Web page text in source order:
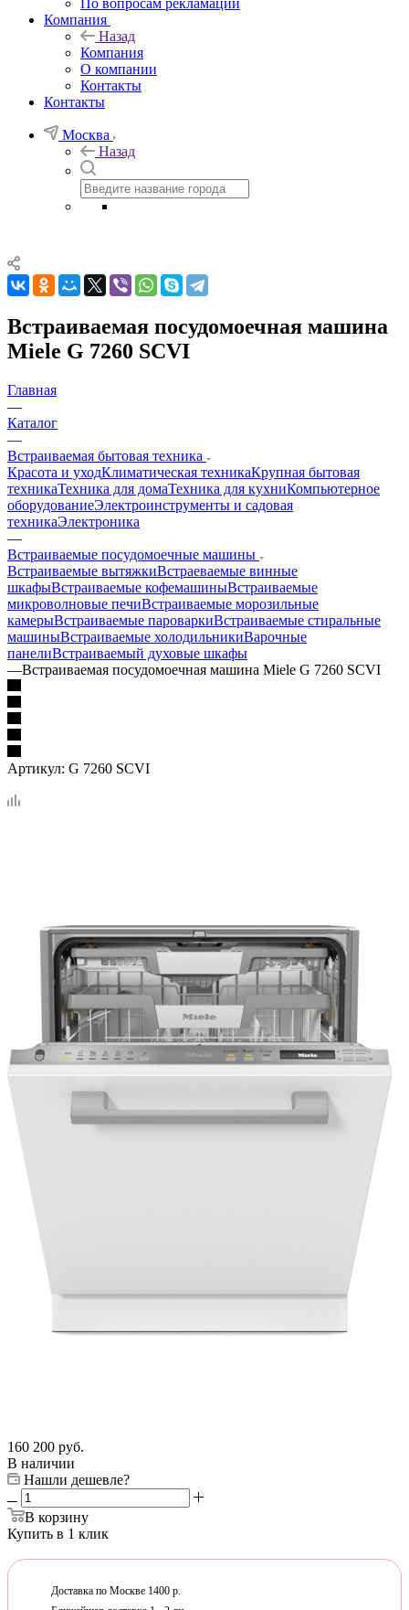
По вопросам рекламации
Компания
Назад
Компания
О компании
Контакты
Контакты
Москва
Назад
Встраиваемая посудомоечная машина
Miele G 7260 SCVI
Главная
—
Каталог
—
Встраиваемая бытовая техника
Красота и уходКлиматическая техникаКрупная бытовая
техникаТехника для домаТехника для кухниКомпьютерное
оборудованиеЭлектроинструменты и садовая
техникаЭлектроника
—
Встраиваемые посудомоечные машины
Встраиваемые вытяжкиВстраеваемые винные
шкафыВстраиваемые кофемашиныВстраиваемые
микроволновые печиВстраиваемые морозильные
камерыВстраиваемые пароваркиВстраиваемые стиральные
машиныВстраиваемые холодильникиВарочные
панелиВстраиваемый духовые шкафы
—Встраиваемая посудомоечная машина Miele G 7260 SCVI
Артикул: G 7260 SCVI
160 200 руб.
В наличии
Нашли дешевле?
В корзину
Купить в 1 клик
Доставка по Москве 1400 р.